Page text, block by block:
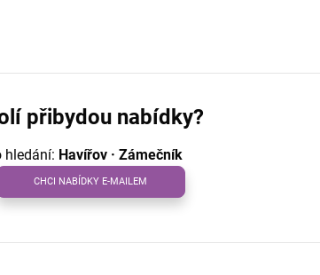
přibydou nabídky?
hledání: Havířov · Zámečník
CHCI NABÍDKY E-MAILEM